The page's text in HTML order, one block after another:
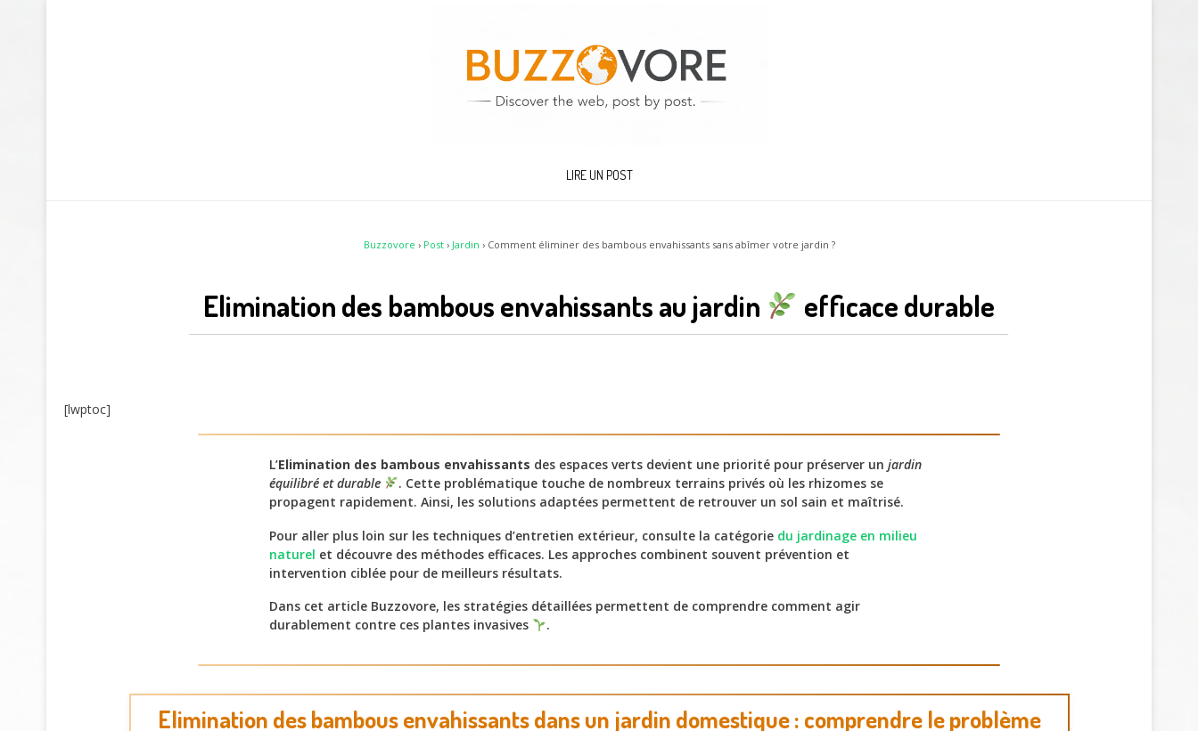
LIRE UN POST
Buzzovore › Post› Jardin › Comment éliminer des bambous envahissants sans abîmer votre jardin ?
Elimination des bambous envahissants au jardin efficace durable
[lwptoc]
L’Elimination des bambous envahissants des espaces verts devient une priorité pour préserver un jardin
équilibré et durable
. Cette problématique touche de nombreux terrains privés où les rhizomes se
propagent rapidement. Ainsi, les solutions adaptées permettent de retrouver un sol sain et maîtrisé.
Pour aller plus loin sur les techniques d’entretien extérieur, consulte la catégorie du jardinage en milieu
naturel et découvre des méthodes efficaces. Les approches combinent souvent prévention et
intervention ciblée pour de meilleurs résultats.
Dans cet article Buzzovore, les stratégies détaillées permettent de comprendre comment agir
durablement contre ces plantes invasives
.
Elimination des bambous envahissants dans un jardin domestique : comprendre le problème